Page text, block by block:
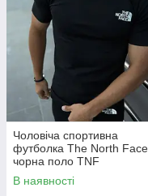
Чоловіча спортивна
футболка The North Face
чорна поло TNF
В наявності